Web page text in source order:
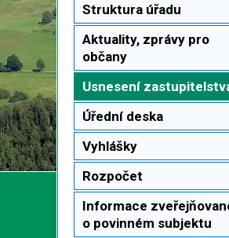
Struktura úřadu
Aktuality, zprávy pro
občany
Usnesení
Úřední deska
Vyhlášky
Rozpočet
Informace
o povinném subjektu